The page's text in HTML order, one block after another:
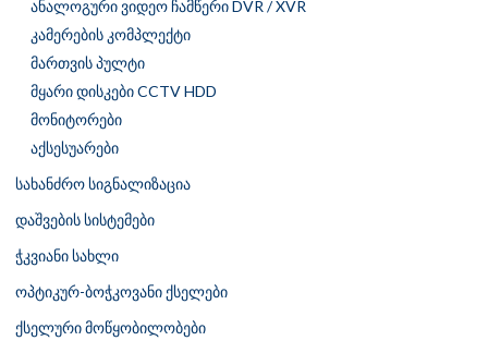
ანალოგური ვიდეო ჩამწერი DVR / XVR
კამერების კომპლექტი
მართვის პულტი
მყარი დისკები CCTV HDD
მონიტორები
აქსესუარები
სახანძრო სიგნალიზაცია
დაშვების სისტემები
ჭკვიანი სახლი
ოპტიკურ-ბოჭკოვანი ქსელები
ქსელური მოწყობილობები